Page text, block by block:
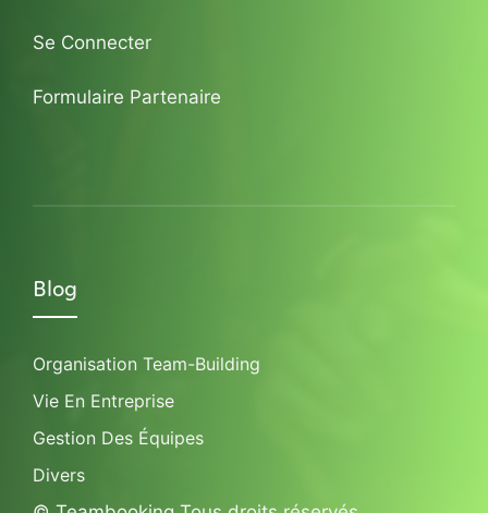
Se Connecter
Formulaire Partenaire
Blog
Organisation Team-Building
Vie En Entreprise
Gestion Des Équipes
Divers